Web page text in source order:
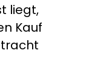
liegt,
Kauf